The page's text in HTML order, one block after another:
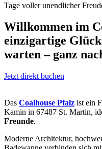
Tage voller unendlicher
Willkommen im
einzigartige
warten – ganz
Jetzt direkt buchen
Das Coalhouse Pfalz ist ein
Kamin in 67487 St. Martin,
Freunde.
Moderne Architektur,